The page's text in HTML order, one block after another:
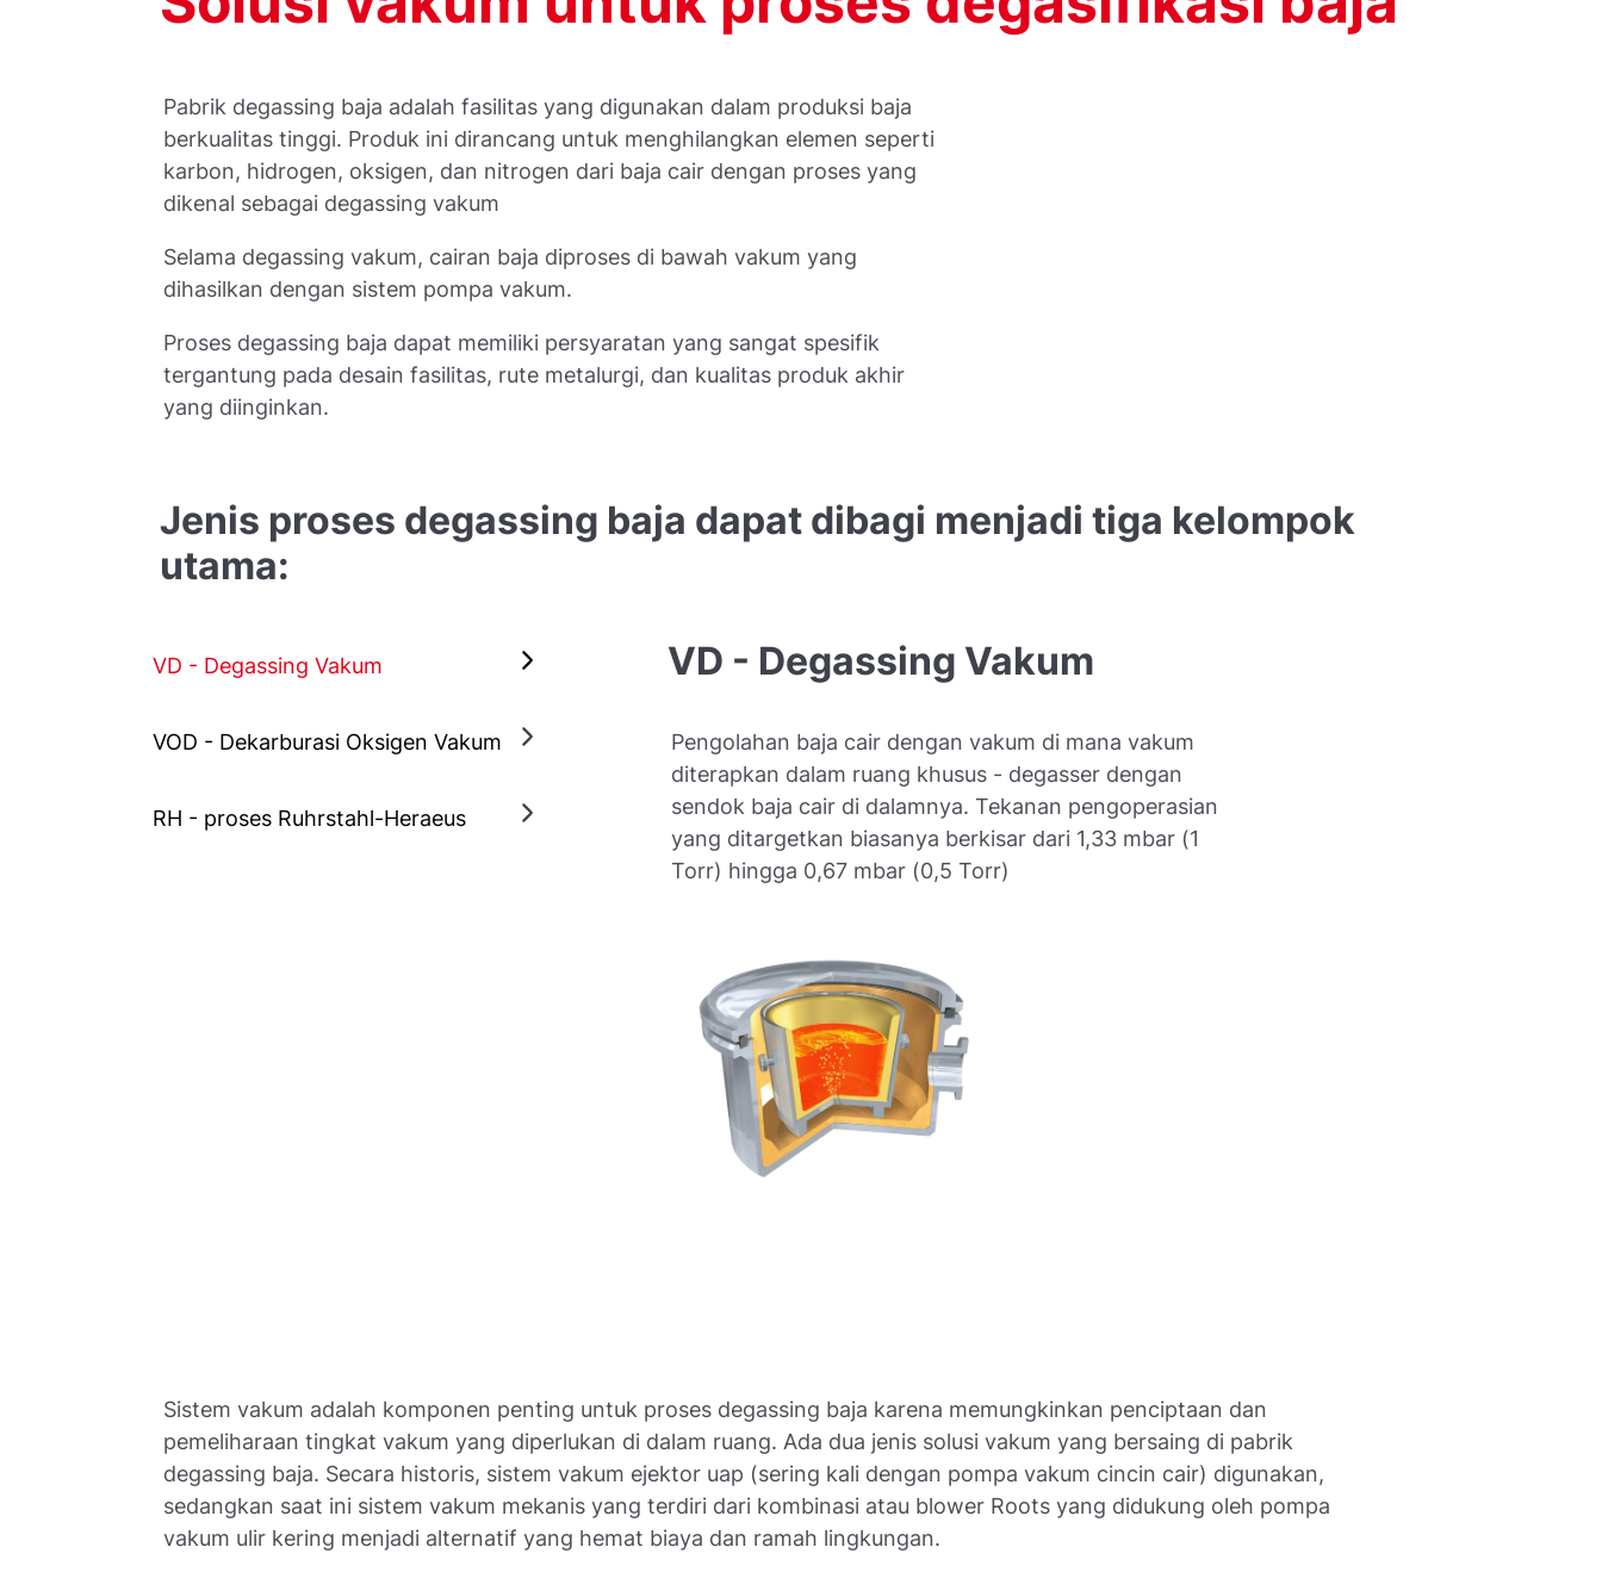
Pabrik degassing baja adalah fasilitas yang digunakan dalam produksi baja
berkualitas tinggi. Produk ini dirancang untuk menghilangkan elemen seperti
karbon, hidrogen, oksigen, dan nitrogen dari baja cair dengan proses yang
dikenal sebagai degassing vakum
Selama degassing vakum, cairan baja diproses di bawah vakum yang
dihasilkan dengan sistem pompa vakum.
Proses degassing baja dapat memiliki persyaratan yang sangat spesifik
tergantung pada desain fasilitas, rute metalurgi, dan kualitas produk akhir
yang diinginkan.
Jenis proses degassing baja dapat dibagi menjadi tiga kelompok
utama:
VD - Degassing Vakum
VOD - Dekarburasi Oksigen Vakum
RH - proses Ruhrstahl-Heraeus
VD - Degassing Vakum
Pengolahan baja cair dengan vakum di mana vakum
diterapkan dalam ruang khusus - degasser dengan
sendok baja cair di dalamnya. Tekanan pengoperasian
yang ditargetkan biasanya berkisar dari 1,33 mbar (1
Torr) hingga 0,67 mbar (0,5 Torr)
Sistem vakum adalah komponen penting untuk proses degassing baja karena memungkinkan penciptaan dan
pemeliharaan tingkat vakum yang diperlukan di dalam ruang. Ada dua jenis solusi vakum yang bersaing di pabrik
degassing baja. Secara historis, sistem vakum ejektor uap (sering kali dengan pompa vakum cincin cair) digunakan,
sedangkan saat ini sistem vakum mekanis yang terdiri dari kombinasi atau blower Roots yang didukung oleh pompa
vakum ulir kering menjadi alternatif yang hemat biaya dan ramah lingkungan.